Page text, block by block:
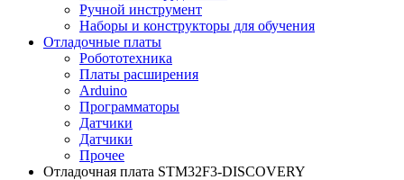
Ручной инструмент
Наборы и конструкторы для обучения
Отладочные платы
Робототехника
Платы расширения
Arduino
Программаторы
Датчики
Датчики
Прочее
Отладочная плата STM32F3-DISCOVERY